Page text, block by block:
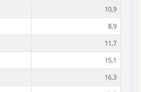
10,9
8,9
11,7
15,1
16,3